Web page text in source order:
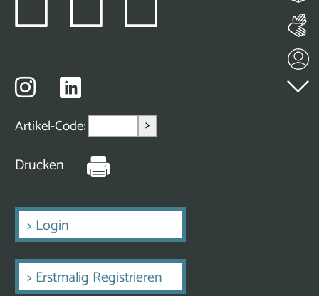
Artikel-Code: >
Drucken
> Login
> Erstmalig Registrieren